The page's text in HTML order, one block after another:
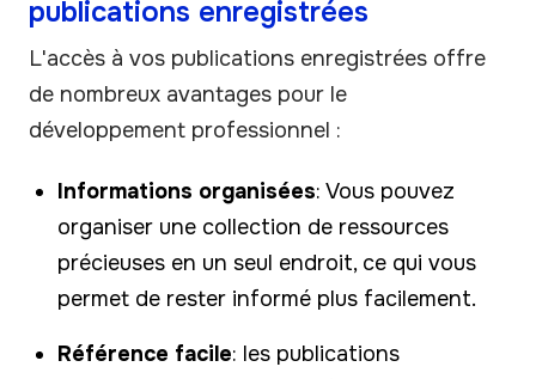
publications enregistrées
L'accès à vos publications enregistrées offre
de nombreux avantages pour le
développement professionnel :
Informations organisées: Vous pouvez
organiser une collection de ressources
précieuses en un seul endroit, ce qui vous
permet de rester informé plus facilement.
Référence facile: les publications